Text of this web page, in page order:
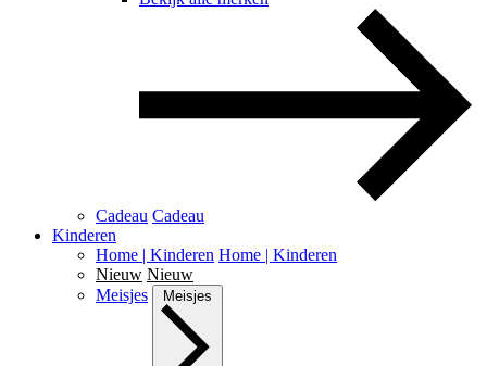
Cadeau Cadeau
Kinderen
Home | Kinderen Home | Kinderen
Nieuw Nieuw
Meisjes
Meisjes